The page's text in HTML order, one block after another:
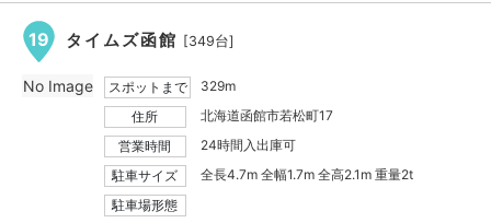
19 タイムズ函館 [349台]
スポットまで
329m
住所
北海道函館市若松町17
営業時間
24時間入出庫可
駐車サイズ
全長4.7m 全幅1.7m 全高2.1m 重量2t
駐車場形態
No Image